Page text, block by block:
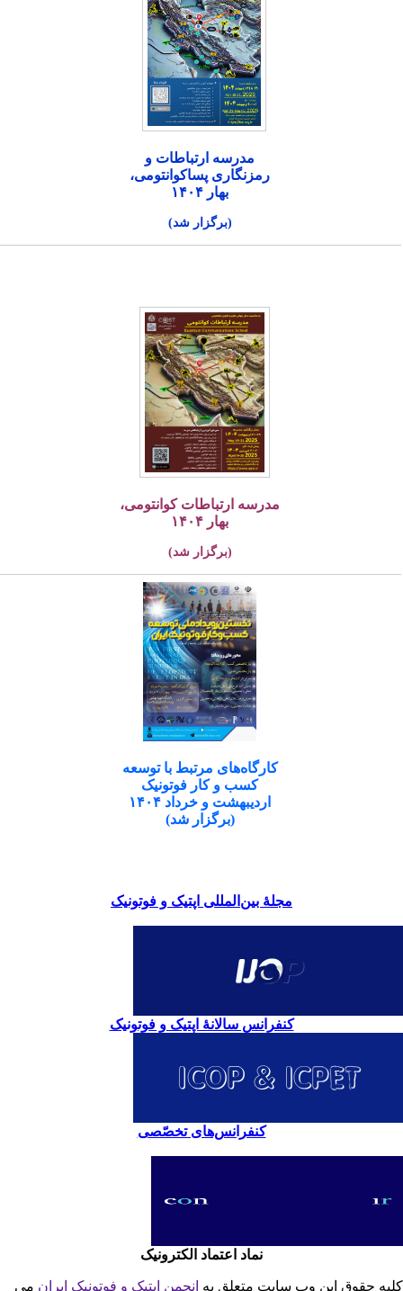
مدرسه ارتباطات و
رمزنگاری پساکوانتومی،
بهار ۱۴۰۴
(برگزار شد)
مدرسه ارتباطات کوانتومی،
بهار ۱۴۰۴
(برگزار شد)
کارگاه‌های مرتبط با توسعه
کسب و کار فوتونیک
اردیبهشت و خرداد ۱۴۰۴
(برگزار شد)
مجلۀ بین‌المللی اپتیک و فوتونیک
کنفرانس سالانۀ اپتیک و فوتونیک
کنفرانس‌های تخصّصی
نماد اعتماد الکترونیک
حقوق این وب سایت متعلق بهانجمن اپتیک و فوتونیک ایران می